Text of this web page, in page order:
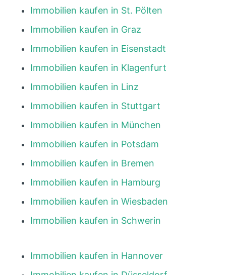
Immobilien kaufen in St. Pölten
Immobilien kaufen in Graz
Immobilien kaufen in Eisenstadt
Immobilien kaufen in Klagenfurt
Immobilien kaufen in Linz
Immobilien kaufen in Stuttgart
Immobilien kaufen in München
Immobilien kaufen in Potsdam
Immobilien kaufen in Bremen
Immobilien kaufen in Hamburg
Immobilien kaufen in Wiesbaden
Immobilien kaufen in Schwerin
Immobilien kaufen in Hannover